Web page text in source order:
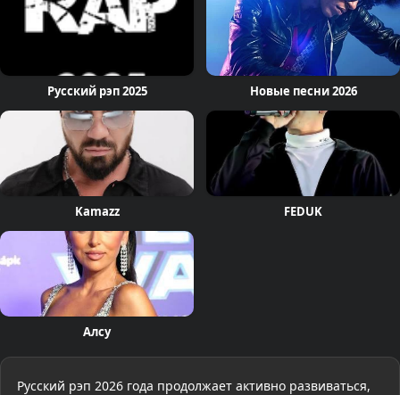
Русский рэп 2025 Новые песни 2026
Kamazz FEDUK
Алсу
Русский рэп 2026 года продолжает активно развиваться,